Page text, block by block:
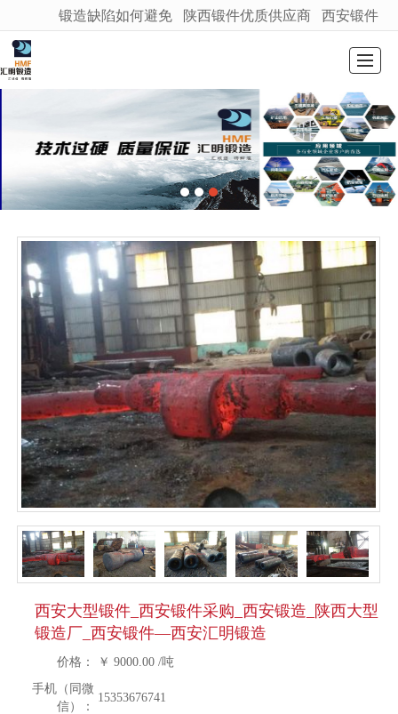
很遗憾，因您的浏览器版本过低导致无法获得最佳浏览体验，推荐下载安装谷歌浏览器！
锻造缺陷如何避免 陕西锻件优质供应商 西安锻件
图库展示 联系我们 留言反馈 LBS
西安大型锻件_西安锻件采购_西安锻造_陕西大型
锻造厂_西安锻件—西安汇明锻造
价格： ￥9000.00/吨
手机（同微
信）：
15353676741